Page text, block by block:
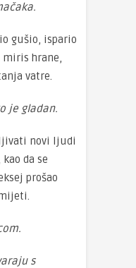
gušio, ispario
miris hrane,
vatre.
je gladan.
novi ljudi
da se
prošao
s